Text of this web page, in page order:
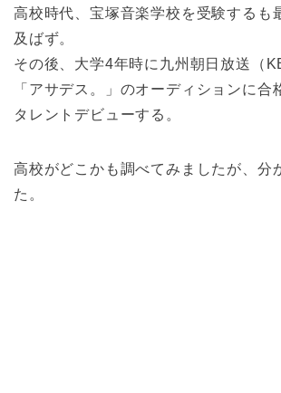
高校時代、宝塚音楽学校を受験するも
及ばず。
その後、大学4年時に九州朝日放送（
「アサデス。」のオーディションに合
タレントデビューする。
高校がどこかも調べてみましたが、分
た。